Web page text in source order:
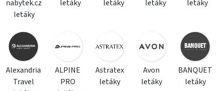
nabytek.cz
letáky
letáky
letáky
letáky
letáky
Alexandria
Travel
ALPINE
PRO
Astratex
letáky
Avon
letáky
BANQUET
letáky